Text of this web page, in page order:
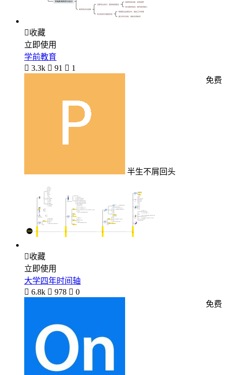
收藏
立即使用
学前教育
 3.3k  91  1
半生不屑回头
免费
收藏
立即使用
大学四年时间轴
 6.8k  978  0
免费